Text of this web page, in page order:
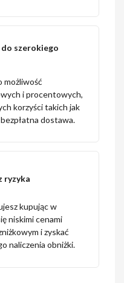
szerokiego
możliwość
i procentowych,
korzyści takich jak
dostawa.
ryzyka
kupując w
niskimi cenami
i zyskać
naliczenia obniżki.